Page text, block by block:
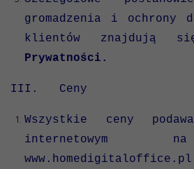
gromadzenia i ochrony
klientów znajdują
Prywatności.
III. Ceny
Wszystkie ceny
internetowym